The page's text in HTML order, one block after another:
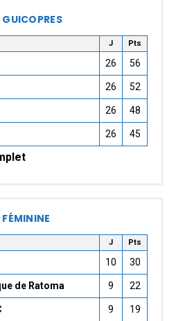
GUICOPRES
J Pts
26 56
26 52
26 48
26 45
J Pts
10 30
de Ratoma 9 22
9 19